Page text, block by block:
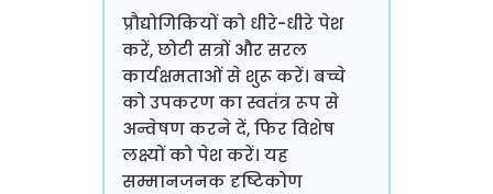
प्रौद्योगिकियों को धीरे-धीरे पेश
करें, छोटी सत्रों और सरल
कार्यक्षमताओं से शुरू करें। बच्चे
को उपकरण का स्वतंत्र रूप से
अन्वेषण करने दें, फिर विशेष
लक्ष्यों को पेश करें। यह
सम्मानजनक दृष्टिकोण